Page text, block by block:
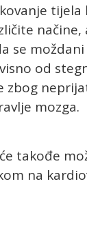
načine,
se
od
mozga.
takođe
na